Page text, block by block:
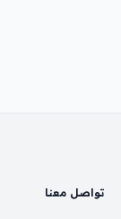
تواصل معنا